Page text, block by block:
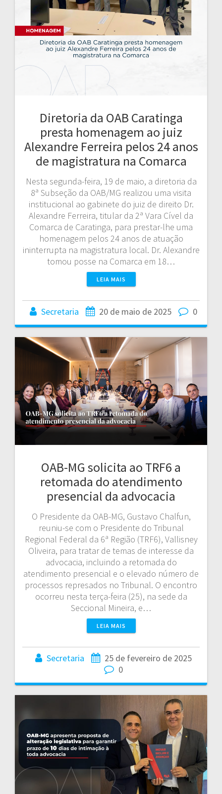
Diretoria da OAB Caratinga
presta homenagem ao juiz
Alexandre Ferreira pelos 24 anos
de magistratura na Comarca
Nesta segunda-feira, 19 de maio, a diretoria da
8ª Subseção da OAB/MG realizou uma visita
institucional ao gabinete do juiz de direito Dr.
Alexandre Ferreira, titular da 2ª Vara Cível da
Comarca de Caratinga, para prestar-lhe uma
homenagem pelos 24 anos de atuação
ininterrupta na magistratura local. Dr. Alexandre
tomou posse na Comarca em 18…
LEIA MAIS
Secretaria 20 de maio de 2025 0
OAB-MG solicita ao TRF6 a
retomada do atendimento
presencial da advocacia
O Presidente da OAB-MG, Gustavo Chalfun,
reuniu-se com o Presidente do Tribunal
Regional Federal da 6ª Região (TRF6), Vallisney
Oliveira, para tratar de temas de interesse da
advocacia, incluindo a retomada do
atendimento presencial e o elevado número de
processos represados no Tribunal. O encontro
ocorreu nesta terça-feira (25), na sede da
Seccional Mineira, e…
LEIA MAIS
Secretaria
25 de fevereiro de 2025
0